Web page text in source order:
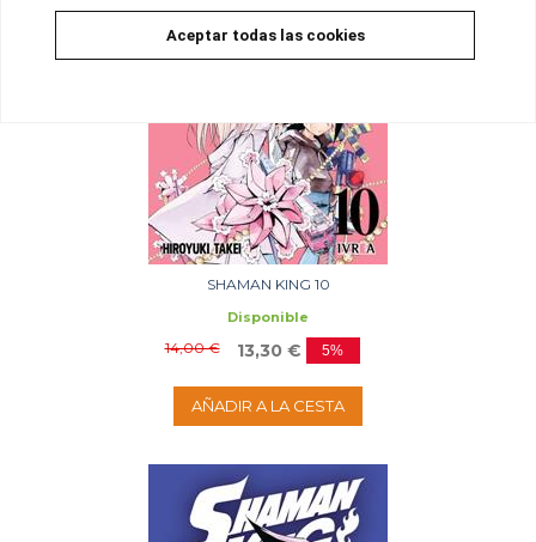
SHAMAN KING 10
Disponible
14,00 € 13,30 € 5%
AÑADIR A LA CESTA
Aceptar todas las cookies